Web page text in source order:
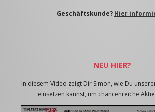
Geschäftskunde? Hier
NEU HIER?
In diesem Video zeigt Dir Simon, wie Du
einsetzen kannst, um chancenreiche